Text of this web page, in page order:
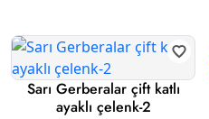
Sarı Gerberalar çift katlı
ayaklı çelenk-2